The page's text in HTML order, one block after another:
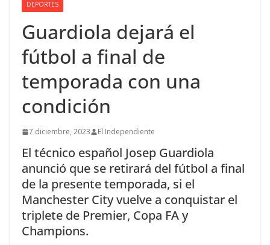
DEPORTES
Guardiola dejará el
fútbol a final de
temporada con una
condición
7 diciembre, 2023 El Independiente
El técnico español Josep Guardiola
anunció que se retirará del fútbol a final
de la presente temporada, si el
Manchester City vuelve a conquistar el
triplete de Premier, Copa FA y
Champions.